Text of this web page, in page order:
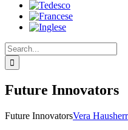
Search
for:
Future Innovators
Future InnovatorsVera Hausherr